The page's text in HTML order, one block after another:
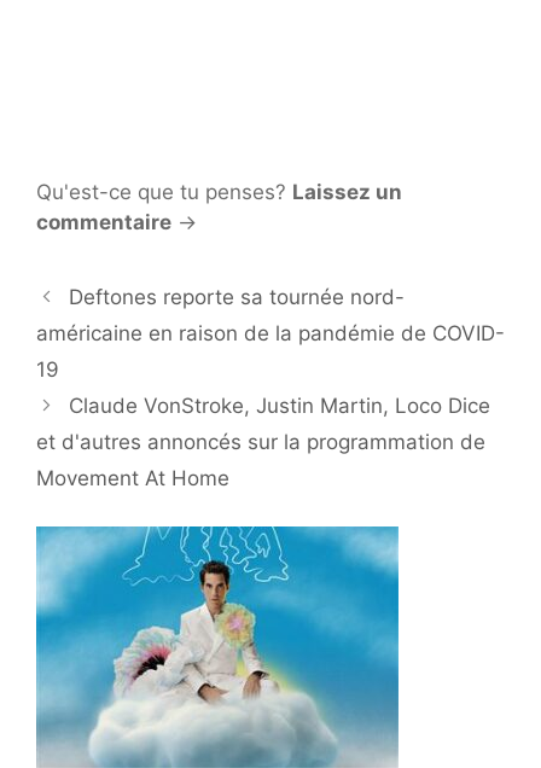
Qu'est-ce que tu penses? Laissez un
commentaire →
Deftones reporte sa tournée nord-
américaine en raison de la pandémie de COVID-
19
Claude VonStroke, Justin Martin, Loco Dice
et d'autres annoncés sur la programmation de
Movement At Home